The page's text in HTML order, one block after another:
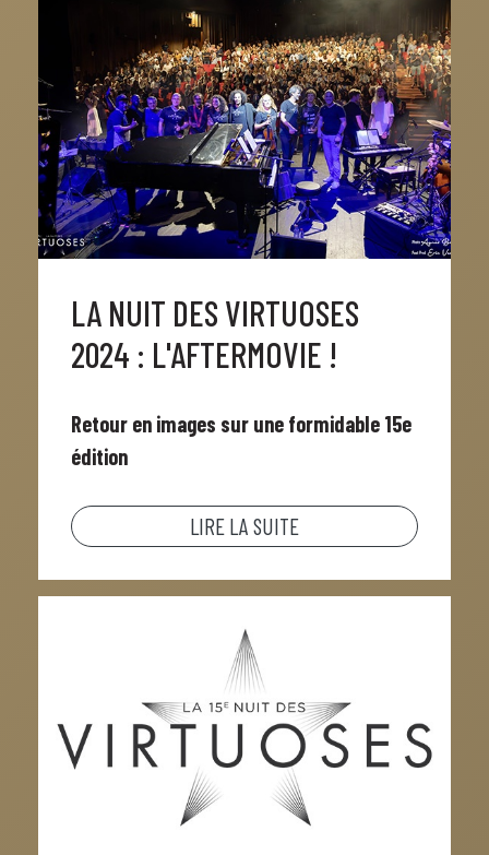
LA NUIT DES VIRTUOSES
2024 : L'AFTERMOVIE !
Retour en images sur une formidable 15e
édition
LIRE LA SUITE